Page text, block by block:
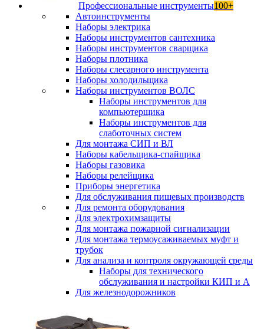
Профессиональные инструменты100+
Автоинструменты
Наборы электрика
Наборы инструментов сантехника
Наборы инструментов сварщика
Наборы плотника
Наборы слесарного инструмента
Наборы холодильщика
Наборы инструментов ВОЛС
Наборы инструментов для
компьютерщика
Наборы инструментов для
слаботочных систем
Для монтажа СИП и ВЛ
Наборы кабельщика-спайщика
Наборы газовика
Наборы релейщика
Приборы энергетика
Для обслуживания пищевых производств
Для ремонта оборудования
Для электрохимзащиты
Для монтажа пожарной сигнализации
Для монтажа термоусаживаемых муфт и
трубок
Для анализа и контроля окружающей среды
Наборы для технического
обслуживания и настройки КИП и А
Для железнодорожников